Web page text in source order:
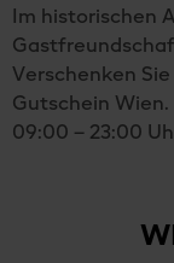
Im historischen
Verschenken
Gutschein
09:00 – 23:00